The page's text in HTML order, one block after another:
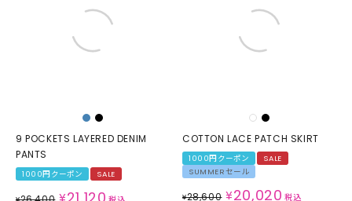
9 POCKETS LAYERED DENIM
PANTS
1000円クーポン SALE
¥ ¥
COTTON LACE PATCH SKIRT
1000円クーポン
SALE
SUMMERセール
¥28,600 ¥20,020 税込